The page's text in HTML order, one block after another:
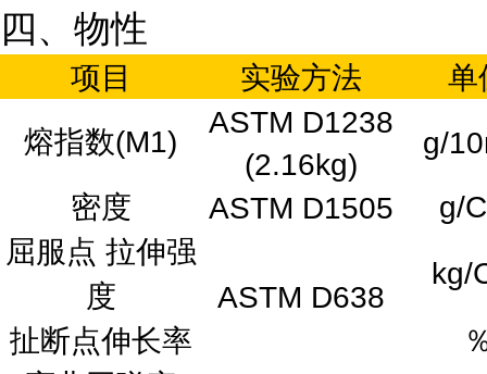
四、物性
项目 实验方法
单
熔指数(M1)
ASTM D1238
(2.16kg)
g/
密度
ASTM D1505
g/
屈服点 拉伸强
度
ASTM D638
kg/
扯断点伸长率